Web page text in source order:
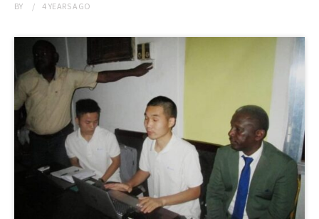
BY 4 YEARSAGO